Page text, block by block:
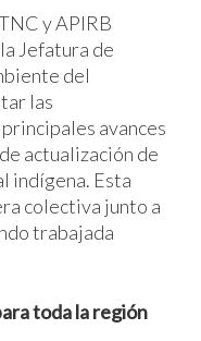
y APIRB
Jefatura de
del
las
avances
actualización de
indígena. Esta
colectiva junto a
trabajada
toda la región